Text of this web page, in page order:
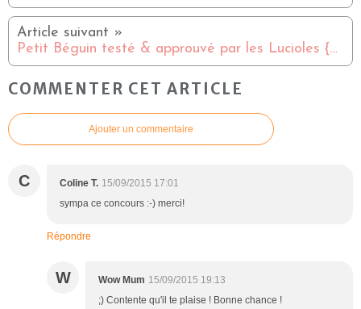
Petit Béguin testé & approuvé par les Lucioles {#ConcoursInside}
COMMENTER CET ARTICLE
Ajouter un commentaire
C Coline T. 15/09/2015 17:01
sympa ce concours :-) merci!
Répondre
W Wow Mum 15/09/2015 19:13
;) Contente qu'il te plaise ! Bonne chance !